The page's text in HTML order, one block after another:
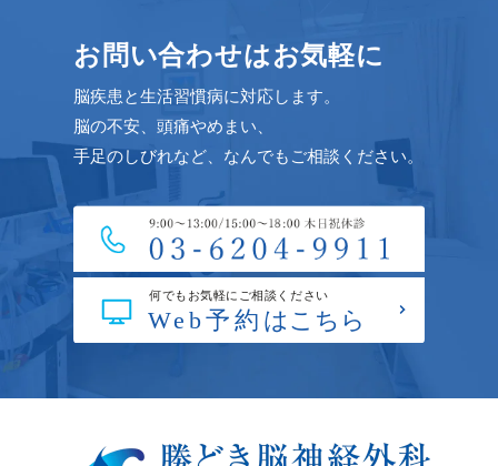
お問い合わせはお気軽に
脳疾患と生活習慣病に対応します。
脳の不安、頭痛やめまい、
手足のしびれなど、なんでもご相談ください。